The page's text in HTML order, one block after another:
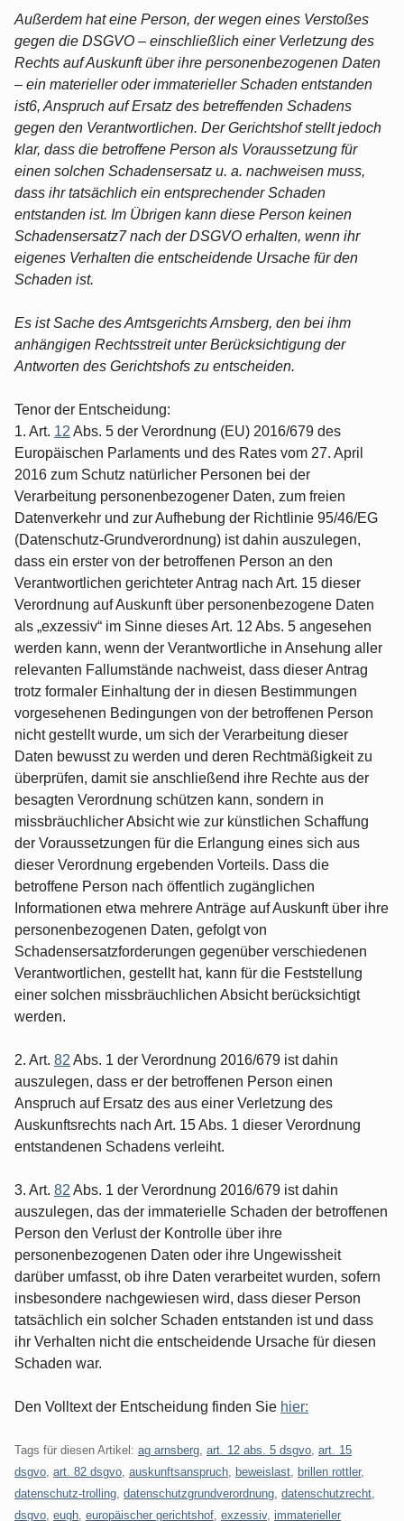
Außerdem hat eine Person, der wegen eines Verstoßes
gegen die DSGVO – einschließlich einer Verletzung des
Rechts auf Auskunft über ihre personenbezogenen Daten
– ein materieller oder immaterieller Schaden entstanden
ist6, Anspruch auf Ersatz des betreffenden Schadens
gegen den Verantwortlichen. Der Gerichtshof stellt jedoch
klar, dass die betroffene Person als Voraussetzung für
einen solchen Schadensersatz u. a. nachweisen muss,
dass ihr tatsächlich ein entsprechender Schaden
entstanden ist. Im Übrigen kann diese Person keinen
Schadensersatz7 nach der DSGVO erhalten, wenn ihr
eigenes Verhalten die entscheidende Ursache für den
Schaden ist.
Es ist Sache des Amtsgerichts Arnsberg, den bei ihm
anhängigen Rechtsstreit unter Berücksichtigung der
Antworten des Gerichtshofs zu entscheiden.
Tenor der Entscheidung:
1. Art. 12 Abs. 5 der Verordnung (EU) 2016/679 des
Europäischen Parlaments und des Rates vom 27. April
2016 zum Schutz natürlicher Personen bei der
Verarbeitung personenbezogener Daten, zum freien
Datenverkehr und zur Aufhebung der Richtlinie 95/46/EG
(Datenschutz-Grundverordnung) ist dahin auszulegen,
dass ein erster von der betroffenen Person an den
Verantwortlichen gerichteter Antrag nach Art. 15 dieser
Verordnung auf Auskunft über personenbezogene Daten
als „exzessiv“ im Sinne dieses Art. 12 Abs. 5 angesehen
werden kann, wenn der Verantwortliche in Ansehung aller
relevanten Fallumstände nachweist, dass dieser Antrag
trotz formaler Einhaltung der in diesen Bestimmungen
vorgesehenen Bedingungen von der betroffenen Person
nicht gestellt wurde, um sich der Verarbeitung dieser
Daten bewusst zu werden und deren Rechtmäßigkeit zu
überprüfen, damit sie anschließend ihre Rechte aus der
besagten Verordnung schützen kann, sondern in
missbräuchlicher Absicht wie zur künstlichen Schaffung
der Voraussetzungen für die Erlangung eines sich aus
dieser Verordnung ergebenden Vorteils. Dass die
betroffene Person nach öffentlich zugänglichen
Informationen etwa mehrere Anträge auf Auskunft über ihre
personenbezogenen Daten, gefolgt von
Schadensersatzforderungen gegenüber verschiedenen
Verantwortlichen, gestellt hat, kann für die Feststellung
einer solchen missbräuchlichen Absicht berücksichtigt
werden.
2. Art. 82 Abs. 1 der Verordnung 2016/679 ist dahin
auszulegen, dass er der betroffenen Person einen
Anspruch auf Ersatz des aus einer Verletzung des
Auskunftsrechts nach Art. 15 Abs. 1 dieser Verordnung
entstandenen Schadens verleiht.
3. Art. 82 Abs. 1 der Verordnung 2016/679 ist dahin
auszulegen, das der immaterielle Schaden der betroffenen
Person den Verlust der Kontrolle über ihre
personenbezogenen Daten oder ihre Ungewissheit
darüber umfasst, ob ihre Daten verarbeitet wurden, sofern
insbesondere nachgewiesen wird, dass dieser Person
tatsächlich ein solcher Schaden entstanden ist und dass
ihr Verhalten nicht die entscheidende Ursache für diesen
Schaden war.
Den Volltext der Entscheidung finden Sie hier:
Tags für diesen Artikel: ag arnsberg art. 12 abs. 5 dsgvo art. 15
dsgvo art. 82 dsgvo auskunftsanspruch beweislast brillen rottler,
datenschutz-trolling datenschutzgrundverordnung datenschutzrecht
dsgvo eugh europäischer gerichtshof exzessiv, immaterieller